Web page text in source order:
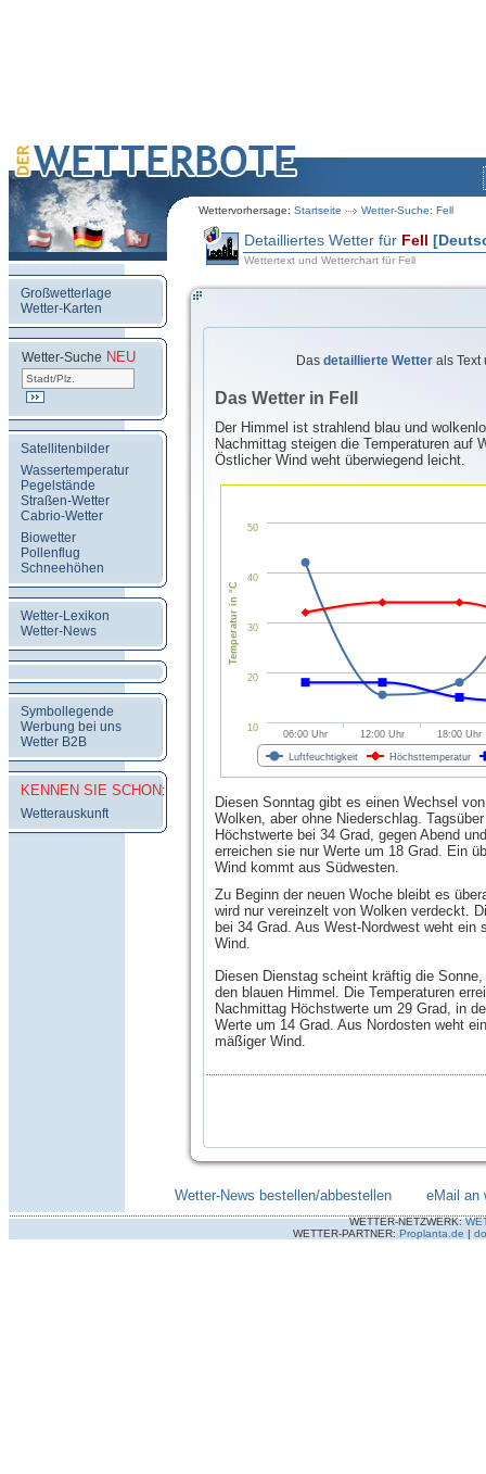
Wettervorhersage: Startseite Wetter-Suche: Fell
Großwetterlage
Wetter-Karten
Wetter-Suche NEU
Satellitenbilder
Wassertemperatur
Pegelstände
Straßen-Wetter
Cabrio-Wetter
Biowetter
Pollenflug
Schneehöhen
Wetter-Lexikon
Wetter-News
Symbollegende
Werbung bei uns
Wetter B2B
KENNEN SIE SCHON:
Wetterauskunft
Detailliertes Wetter für Fell
Wettertext und Wetterchart für Fell
Das detaillierte Wetter als Text
Das Wetter in Fell
Der Himmel ist strahlend blau und
Nachmittag steigen die Temperaturen auf
Östlicher Wind weht überwiegend leicht.
Temperatur in °C
Luftfeuchtigkeit Höchsttemperatur
06:00 Uhr 12:00 Uhr 18:00 Uhr
10
20
30
40
50
Diesen Sonntag gibt es einen Wechsel
Wolken, aber ohne Niederschlag.
Höchstwerte bei 34 Grad, gegen Abend
erreichen sie nur Werte um 18 Grad. Ein
Wind kommt aus Südwesten.
Zu Beginn der neuen Woche bleibt es
wird nur vereinzelt von Wolken verdeckt.
bei 34 Grad. Aus West-Nordwest weht ein
Wind.
Diesen Dienstag scheint kräftig die
den blauen Himmel. Die Temperaturen
Nachmittag Höchstwerte um 29 Grad, in
Werte um 14 Grad. Aus Nordosten weht
mäßiger Wind.
Wetter-News bestellen/abbestellen eMail an
WETTER-NETZWERK:
WETTER-PARTNER: Proplanta.de |